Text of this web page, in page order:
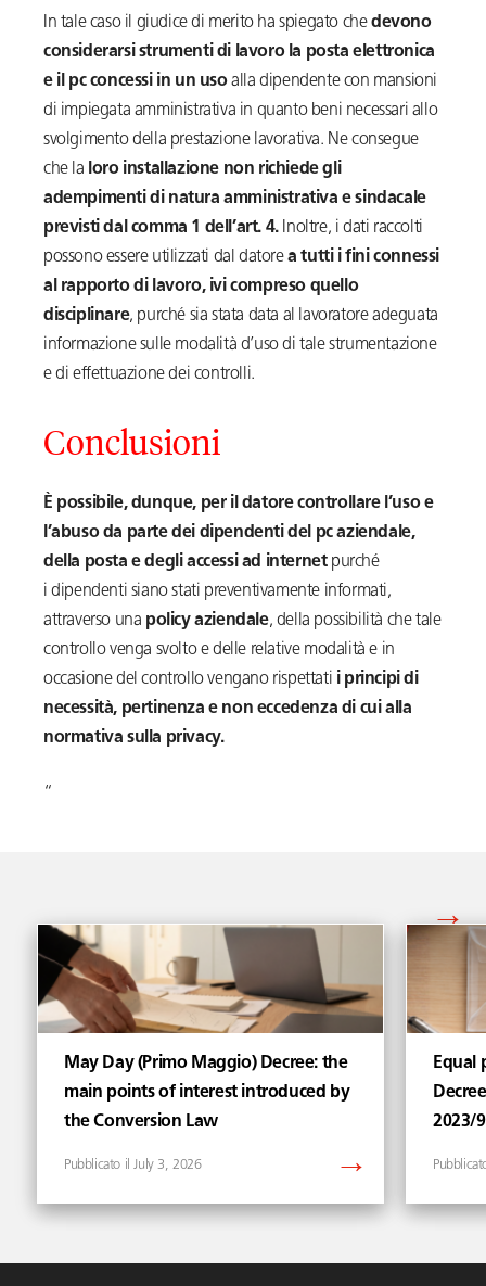
In tale caso il giudice di merito ha spiegato chedevono
considerarsi strumenti di lavoro la posta elettronica
e il pc concessi in un usoalla dipendente con mansioni
di impiegata amministrativa in quanto beni necessari allo
svolgimento della prestazione lavorativa. Ne consegue
che la loro installazione non richiede gli
adempimenti di natura amministrativa e sindacale
previsti dal comma 1 dell’art. 4.Inoltre, i dati raccolti
possono essere utilizzati dal datorea tutti i fini connessi
al rapporto di lavoro, ivi compreso quello
disciplinare, purché sia stata data al lavoratore adeguata
informazione sulle modalità d’uso di tale strumentazione
e di effettuazione dei controlli.
Conclusioni
È possibile, dunque, per il datore controllare l’uso e
l’abuso da parte dei dipendenti del pc aziendale,
della posta e degli accessi ad internetpurché
i dipendenti siano stati preventivamente informati,
attraverso una policy aziendale, della possibilità che tale
controllo venga svolto e delle relative modalità e in
occasione del controllo vengano rispettati i principi di
necessità, pertinenza e non eccedenza di cui alla
normativa sulla privacy.
“
Vedi tutti gli articoli di
May Day (Primo Maggio) Decree: the
main points of interest introduced by
the Conversion Law
July 3, 2026
Equal
2023/